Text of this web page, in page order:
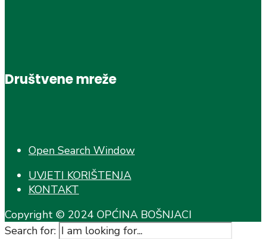
Društvene mreže
Open Search Window
UVJETI KORIŠTENJA
KONTAKT
Copyright © 2024 OPĆINA BOŠNJACI
Search for: